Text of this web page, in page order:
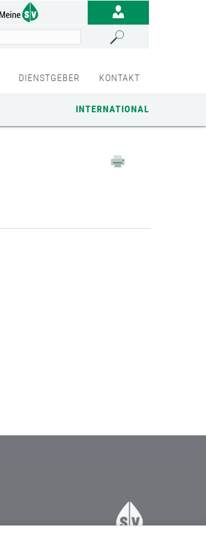
DIENSTGEBER KONTAKT
INTERNATIONAL